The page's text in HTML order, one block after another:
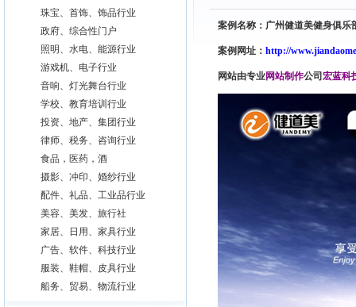
珠宝、首饰、饰品行业
政府、综合性门户
照明、水电、能源行业
游戏机、电子行业
音响、灯光舞台行业
学校、教育培训行业
投资、地产、集团行业
律师、税务、咨询行业
食品，医药，酒
摄影、冲印、婚纱行业
配件、礼品、工业品行业
美容、美发、旅行社
家居、日用、家具行业
广告、软件、科技行业
服装、鞋帽、皮具行业
船务、贸易、物流行业
案例名称： 广州健道美健身俱乐
案例网址： http://
网站由专业网站制作公司 宏蓝科